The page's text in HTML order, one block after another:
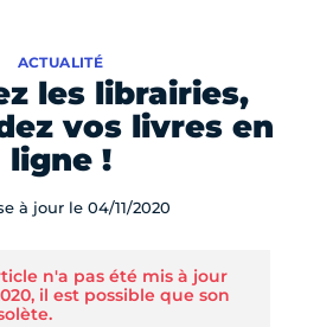
les librairies,
vos livres en
ligne !
ACTUALITÉ
à jour le 04/11/2020
n'a pas été mis à jour
il est possible que son